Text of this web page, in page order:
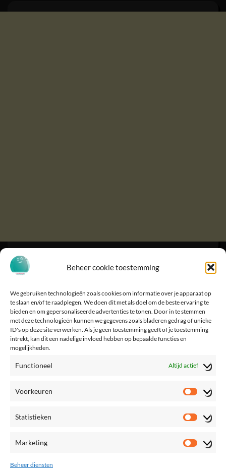
Beheer cookie toestemming
We gebruiken technologieën zoals cookies om informatie over je apparaat op
te slaan en/of te raadplegen. We doen dit met als doel om de beste ervaring te
bieden en om gepersonaliseerde advertenties te tonen. Door in te stemmen
met deze technologieën kunnen we gegevens zoals bladeren gedrag of unieke
ID's op deze site verwerken. Als je geen toestemming geeft of je toestemming
intrekt, kan dit een nadelige invloed hebben op bepaalde functies en
mogelijkheden.
Functioneel Altijd actief
Voorkeuren
Statistieken
Marketing
Beheer diensten